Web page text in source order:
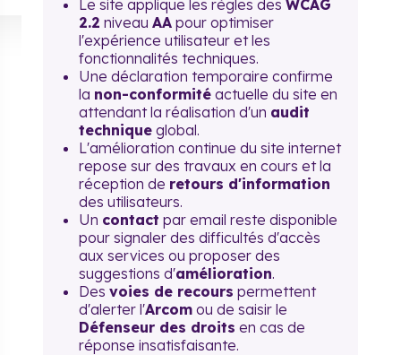
Le site applique les règles des WCAG
2.2 niveau AA pour optimiser
l'expérience utilisateur et les
fonctionnalités techniques.
Une déclaration temporaire confirme
la non-conformité actuelle du site en
attendant la réalisation d'un audit
technique global.
L'amélioration continue du site internet
repose sur des travaux en cours et la
réception de retours d'information
des utilisateurs.
Un contact par email reste disponible
pour signaler des difficultés d'accès
aux services ou proposer des
suggestions d'amélioration.
Des voies de recours permettent
d'alerter l'Arcom ou de saisir le
Défenseur des droits en cas de
réponse insatisfaisante.